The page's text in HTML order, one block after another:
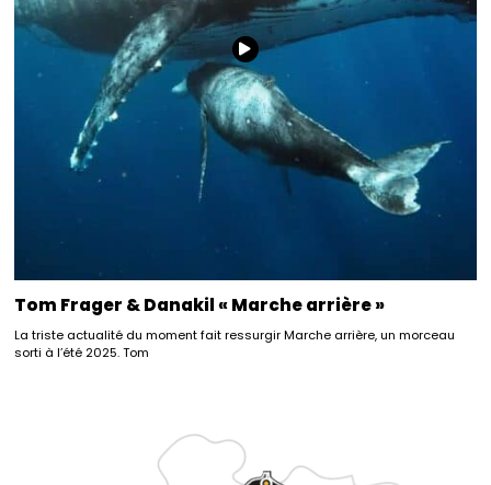
Tom Frager & Danakil « Marche arrière »
La triste actualité du moment fait ressurgir Marche arrière, un morceau
sorti à l’été 2025. Tom